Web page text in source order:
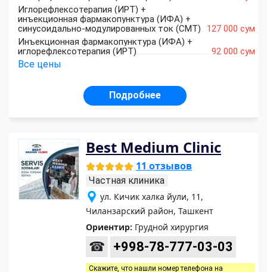
Иглорефлексотерапия (ИРТ) +
инъекционная фармакопунктура (ИФА) +
синусоидально-модулированных ток (СМТ)
127 000 сум
Инъекционная фармакопунктура (ИФА) +
иглорефлексотерапия (ИРТ)
92 000 сум
Все цены
Подробнее
Best Medium Clinic
11 отзывов
Частная клиника
ул. Кичик халка йули, 11,
Чиланзарский район, Ташкент
Ориентир: Грудной хирургия
☎ +998-78-777-03-03
Скажите, что нашли номер телефона на